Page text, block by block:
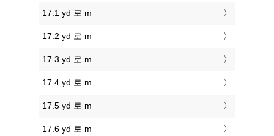
17.1 yd 로 m
17.2 yd 로 m
17.3 yd 로 m
17.4 yd 로 m
17.5 yd 로 m
17.6 yd 로 m